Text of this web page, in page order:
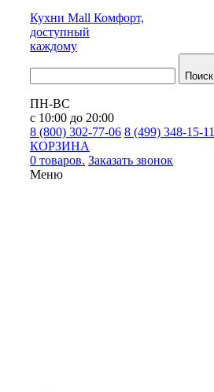
Кухни Mall Комфорт,
доступный
каждому
Поиск
ПН-ВС
с 10:00 до 20:00
8 (800) 302-77-06 8 (499) 348-15-11
КОРЗИНА
0 товаров. Заказать звонок
Меню